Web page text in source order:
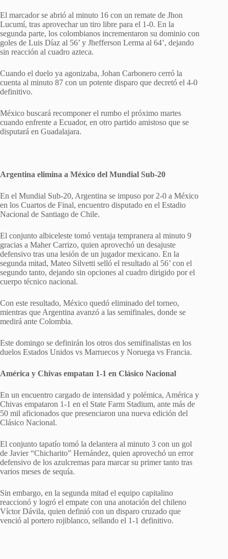
El marcador se abrió al minuto 16 con un remate de Jhon
Lucumí, tras aprovechar un tiro libre para el 1-0. En la
segunda parte, los colombianos incrementaron su dominio con
goles de Luis Díaz al 56’ y Jhefferson Lerma al 64’, dejando
sin reacción al cuadro azteca.
Cuando el duelo ya agonizaba, Johan Carbonero cerró la
cuenta al minuto 87 con un potente disparo que decretó el 4-0
definitivo.
México buscará recomponer el rumbo el próximo martes
cuando enfrente a Ecuador, en otro partido amistoso que se
disputará en Guadalajara.
Argentina elimina a México del Mundial Sub-20
En el Mundial Sub-20, Argentina se impuso por 2-0 a México
en los Cuartos de Final, encuentro disputado en el Estadio
Nacional de Santiago de Chile.
El conjunto albiceleste tomó ventaja tempranera al minuto 9
gracias a Maher Carrizo, quien aprovechó un desajuste
defensivo tras una lesión de un jugador mexicano. En la
segunda mitad, Mateo Silvetti selló el resultado al 56’ con el
segundo tanto, dejando sin opciones al cuadro dirigido por el
cuerpo técnico nacional.
Con este resultado, México quedó eliminado del torneo,
mientras que Argentina avanzó a las semifinales, donde se
medirá ante Colombia.
Este domingo se definirán los otros dos semifinalistas en los
duelos Estados Unidos vs Marruecos y Noruega vs Francia.
América y Chivas empatan 1-1 en Clásico Nacional
En un encuentro cargado de intensidad y polémica, América y
Chivas empataron 1-1 en el State Farm Stadium, ante más de
50 mil aficionados que presenciaron una nueva edición del
Clásico Nacional.
El conjunto tapatío tomó la delantera al minuto 3 con un gol
de Javier “Chicharito” Hernández, quien aprovechó un error
defensivo de los azulcremas para marcar su primer tanto tras
varios meses de sequía.
Sin embargo, en la segunda mitad el equipo capitalino
reaccionó y logró el empate con una anotación del chileno
Víctor Dávila, quien definió con un disparo cruzado que
venció al portero rojiblanco, sellando el 1-1 definitivo.